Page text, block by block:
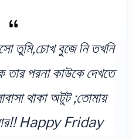
তুমি,চোখ বুজে নি তখনি
পরনা কাউকে দেখতে
থাকা অটুট ;তোমায়
Happy Friday